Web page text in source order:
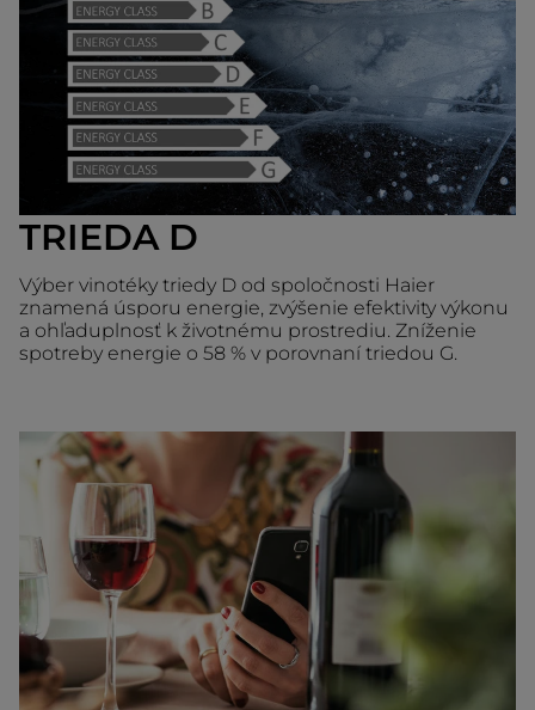
TRIEDA D
Výber vinotéky triedy D od spoločnosti Haier
znamená úsporu energie, zvýšenie efektivity výkonu
a ohľaduplnosť k životnému prostrediu. Zníženie
spotreby energie o 58 % v porovnaní triedou G.